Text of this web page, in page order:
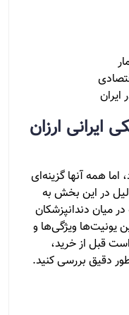
ایرانی ارزان
اما همه آنها گزینه‌ای
در این بخش به
میان دندانپزشکان
یونیت‌ها ویژگی‌ها و
قبل از خرید،
دقیق بررسی کنید.